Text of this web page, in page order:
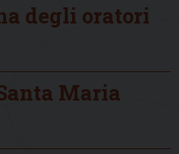
degli oratori
Maria